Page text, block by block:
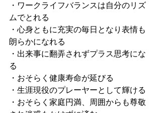
・ワークライフバランスは自分のリズ
ムでとれる
・心身ともに充実の毎日となり表情も
朗らかになれる
・出来事に翻弄されずプラス思考にな
る
・おそらく健康寿命が延びる
・生涯現役のプレーヤーとして輝ける
・おそらく家庭円満、周囲からも尊敬